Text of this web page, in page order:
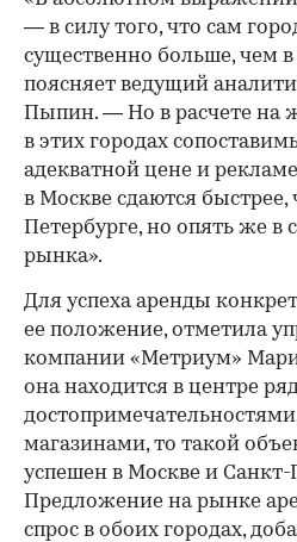
— в силу того, что сам
существенно больше, чем
поясняет ведущий
Пыпин. — Но в расчете на
в этих городах
адекватной цене и
в Москве сдаются быстрее,
Петербурге, но опять же в
рынка».
Для успеха аренды
ее положение, отметила
компании «Метриум»
она находится в центре
магазинами, то такой
успешен в Москве и Санкт-
Предложение на рынке
спрос в обоих городах,